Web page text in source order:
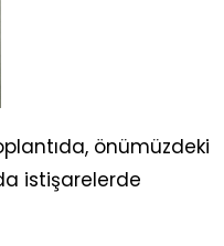
önümüzdeki
istişarelerde